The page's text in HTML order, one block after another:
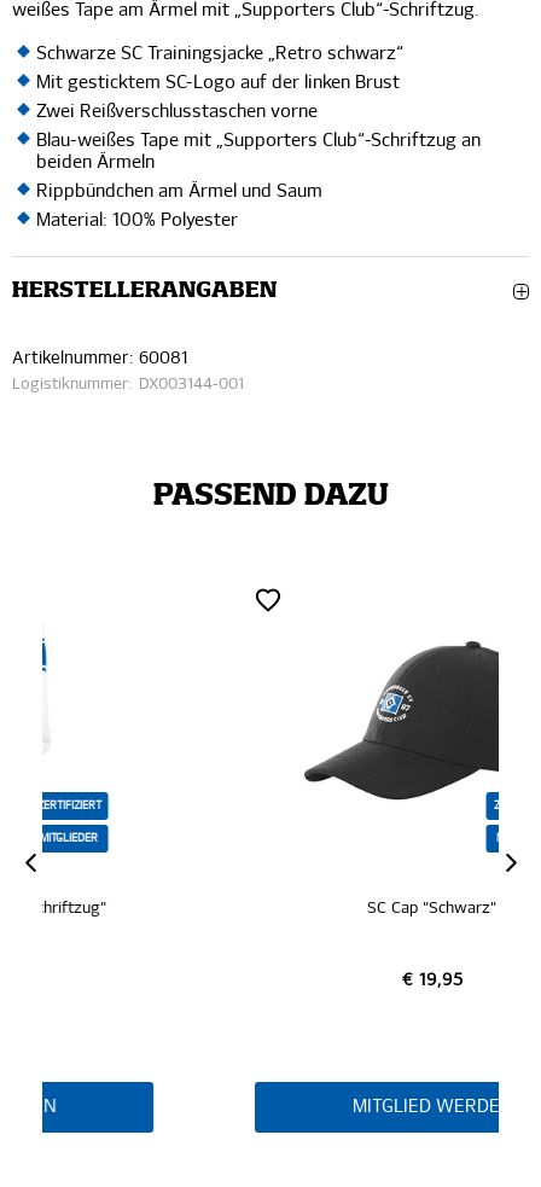
weißes Tape am Ärmel mit „Supporters Club“-Schriftzug.
Schwarze SC Trainingsjacke „Retro schwarz“
Mit gesticktem SC-Logo auf der linken Brust
Zwei Reißverschlusstaschen vorne
Blau-weißes Tape mit „Supporters Club“-Schriftzug an
beiden Ärmeln
Rippbündchen am Ärmel und Saum
Material: 100% Polyester
HERSTELLERANGABEN
Artikelnummer: 60081
Logistiknummer: DX003144-001
PASSEND DAZU
MITGLIED WERDEN